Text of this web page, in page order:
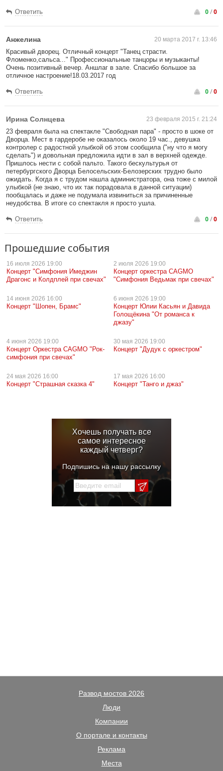
Ответить 0/0
Анжелина 20 марта 2017 г. 13:46
Красивый дворец. Отличный концерт "Танец страсти.
Фломенко,сальса..." Профессиональные танцоры и музыканты!
Очень позитивный вечер. Аншлаг в зале. Спасибо большое за
отличное настроение!18.03.2017 год
Ответить 0/0
Ирина Солнцева 23 февраля 2015 г. 21:24
23 февраля была на спектакле "Свободная пара" - просто в шоке от
Дворца. Мест в гардеробе не оказалось около 19 час., девушка
контролер с радостной улыбкой об этом сообщила ("ну что я могу
сделать") и довольная предложила идти в зал в верхней одежде.
Пришлось нести с собой пальто. Такого бескультурья от
петербургского Дворца Белосельских-Белозерских трудно было
ожидать. Когда я с трудом нашла администратора, она тоже с милой
улыбкой (не знаю, что их так порадовала в данной ситуации)
пообщалась и даже не подумала извиниться за причиненные
неудобства. В итоге со спектакля я просто ушла.
Ответить 0/0
Прошедшие события
16 июля 2026 19:00
Концерт "Симфония Имеджин
Драгонс и Колдплей при свечах"
2 июля 2026 19:00
Концерт оркестра CAGMO
"Симфония Ведьмак при свечах"
14 июня 2026 16:00
Концерт "Шопен, Брамс"
6 июня 2026 19:00
Концерт Юлии Касьян и Давида
Голощёкина "От романса к
джазу"
4 июня 2026 19:00
Концерт Оркестра CAGMO "Рок-
симфония при свечах"
30 мая 2026 19:00
Концерт "Дудук с оркестром"
24 мая 2026 16:00
Концерт "Страшная сказка 4"
17 мая 2026 16:00
Концерт "Танго и джаз"
Хочешь получать все
самое интересное
каждый четверг?
Подпишись на нашу рассылку
Развод мостов 2026
Люди
Компании
О портале и контакты
Реклама
Места